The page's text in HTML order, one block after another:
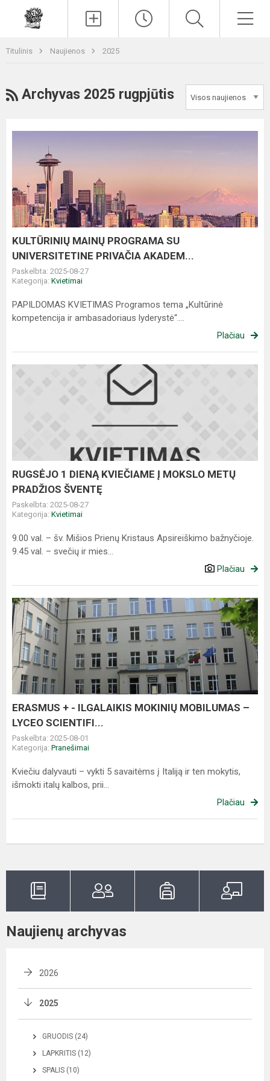
Titulinis Naujienos 2025
RSS
Archyvas 2025 rugpjūtis
PROGRAMA
UNIVERSITETINE
PRIVAČIA
AKADEM...
KULTŪRINIŲ MAINŲ PROGRAMA SU
UNIVERSITETINE PRIVAČIA AKADEM...
Paskelbta: 2025-08-27
Kategorija: Kvietimai
PAPILDOMAS KVIETIMAS Programos tema „Kultūrinė
kompetencija ir ambasadoriaus lyderystė“....
Plačiau
RUGSĖJO
PRADŽIOS
ŠVENTĘ
RUGSĖJO 1 DIENĄ KVIEČIAME Į MOKSLO METŲ
PRADŽIOS ŠVENTĘ
Paskelbta: 2025-08-27
Kategorija: Kvietimai
9.00 val. – šv. Mišios Prienų Kristaus Apsireiškimo bažnyčioje.
9.45 val. – svečių ir mies...
Plačiau
ERASMUS
+
-
ILGALAIKIS
MOKINIŲ
MOBILUMAS
–
LYCEO
SCIENTIFI...
ERASMUS + - ILGALAIKIS MOKINIŲ MOBILUMAS –
LYCEO SCIENTIFI...
Paskelbta: 2025-08-01
Kategorija: Pranešimai
Kviečiu dalyvauti – vykti 5 savaitėms į Italiją ir ten mokytis,
išmokti italų kalbos, prii...
Plačiau
Naujienų archyvas
2026
2025
GRUODIS (24)
LAPKRITIS (12)
SPALIS (10)